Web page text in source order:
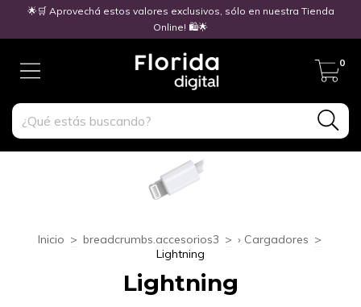
🌟🛒 Aprovechá estos valores exclusivos, sólo en nuestra Tienda
Online! 🛍️🌟
0
Inicio > breadcrumbs.accesorios3 > › Cargadores >
Lightning
Lightning